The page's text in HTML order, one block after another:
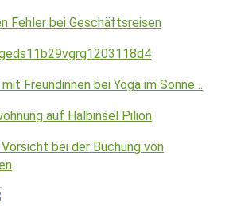
Fehler bei Geschäftsreisen
Freundinnen bei Yoga im Sonne…
bei der Buchung von